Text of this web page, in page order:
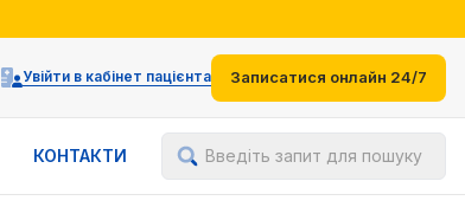
Увійти в кабінет пацієнта Записатися онлайн 24/7
КОНТАКТИ Введіть запит для пошуку